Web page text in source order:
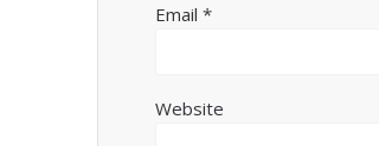
Email*
Website